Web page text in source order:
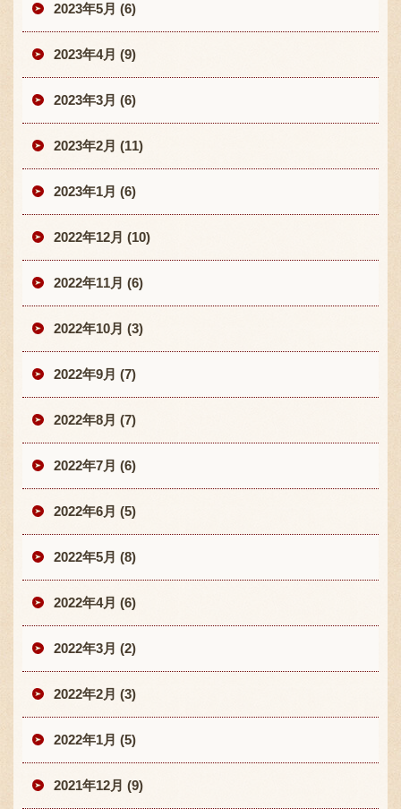
2023年5月 (6)
2023年4月 (9)
2023年3月 (6)
2023年2月 (11)
2023年1月 (6)
2022年12月 (10)
2022年11月 (6)
2022年10月 (3)
2022年9月 (7)
2022年8月 (7)
2022年7月 (6)
2022年6月 (5)
2022年5月 (8)
2022年4月 (6)
2022年3月 (2)
2022年2月 (3)
2022年1月 (5)
2021年12月 (9)